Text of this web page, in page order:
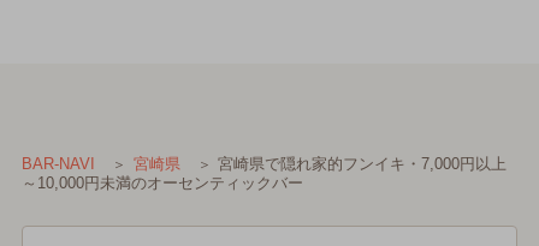
BAR-NAVI 宮崎県
宮崎県で隠れ家的フンイキ・7,000円以上
～10,000円未満のオーセンティックバー